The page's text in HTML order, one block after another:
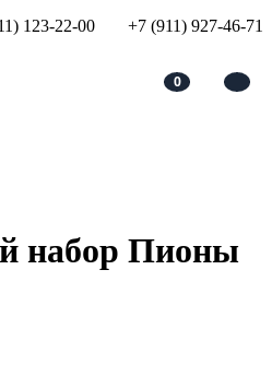
123-22-00 +7 (911) 927-46-71
0
набор Пионы